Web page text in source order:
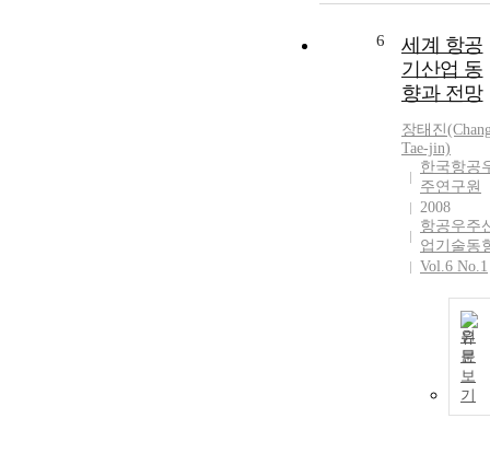
6
세계 항공
기산업 동
향과 전망
장태진
Tae-jin)
한국항공
주연구원
2008
항공우주
업기술동
Vol.6 No.1
원
문
보
기